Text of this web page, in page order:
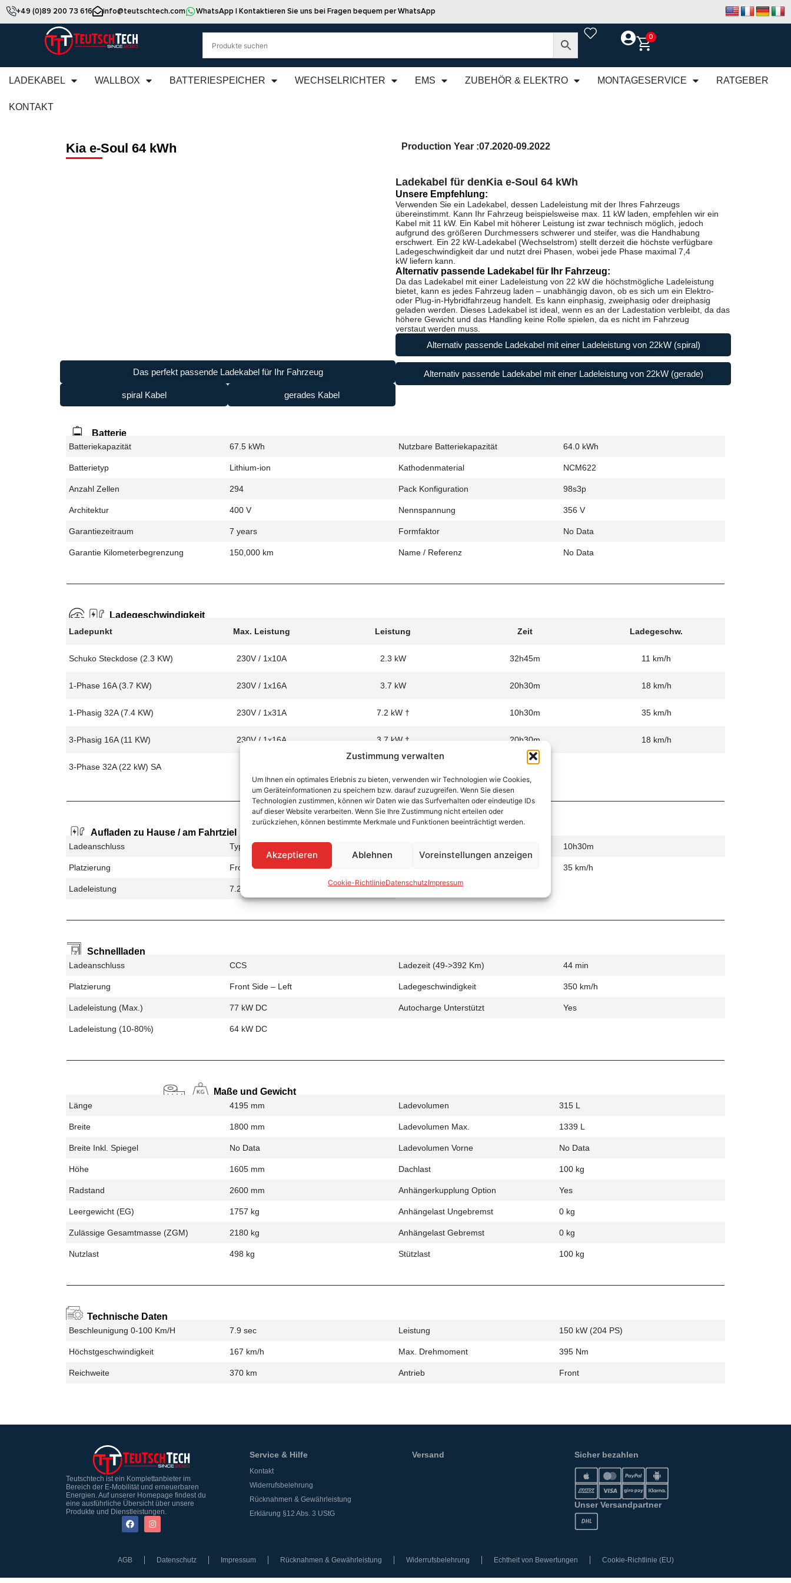
Zustimmung verwalten
Um Ihnen ein optimales Erlebnis zu bieten, verwenden wir Technologien wie Cookies,
um Geräteinformationen zu speichern bzw. darauf zuzugreifen. Wenn Sie diesen
Technologien zustimmen, können wir Daten wie das Surfverhalten oder eindeutige IDs
auf dieser Website verarbeiten. Wenn Sie Ihre Zustimmung nicht erteilen oder
zurückziehen, können bestimmte Merkmale und Funktionen beeinträchtigt werden.
Akzeptieren Ablehnen Voreinstellungen anzeigen
Cookie-RichtlinieDatenschutzImpressum
+49 (0)89 200 73 616 info@teutschtech.com WhatsApp | Kontaktieren Sie uns bei Fragen bequem per WhatsApp
0
LADEKABEL WALLBOX BATTERIESPEICHER WECHSELRICHTER EMS ZUBEHÖR & ELEKTRO MONTAGESERVICE RATGEBER
KONTAKT
Kia e-Soul 64 kWh Production Year :07.2020-09.2022
Das perfekt passende Ladekabel für Ihr Fahrzeug
spiral Kabel gerades Kabel
Ladekabel für denKia e-Soul 64 kWh
Unsere Empfehlung:
Verwenden Sie ein Ladekabel, dessen Ladeleistung mit der Ihres Fahrzeugs
übereinstimmt. Kann Ihr Fahrzeug beispielsweise max. 11 kW laden, empfehlen wir ein
Kabel mit 11 kW. Ein Kabel mit höherer Leistung ist zwar technisch möglich, jedoch
aufgrund des größeren Durchmessers schwerer und steifer, was die Handhabung
erschwert. Ein 22 kW-Ladekabel (Wechselstrom) stellt derzeit die höchste verfügbare
Ladegeschwindigkeit dar und nutzt drei Phasen, wobei jede Phase maximal 7,4
kW liefern kann.
Alternativ passende Ladekabel für Ihr Fahrzeug:
Da das Ladekabel mit einer Ladeleistung von 22 kW die höchstmögliche Ladeleistung
bietet, kann es jedes Fahrzeug laden – unabhängig davon, ob es sich um ein Elektro-
oder Plug-in-Hybridfahrzeug handelt. Es kann einphasig, zweiphasig oder dreiphasig
geladen werden. Dieses Ladekabel ist ideal, wenn es an der Ladestation verbleibt, da das
höhere Gewicht und das Handling keine Rolle spielen, da es nicht im Fahrzeug
verstaut werden muss.
Alternativ passende Ladekabel mit einer Ladeleistung von 22kW (spiral)
Alternativ passende Ladekabel mit einer Ladeleistung von 22kW (gerade)
Batterie
Batteriekapazität 67.5 kWh
Batterietyp Lithium-ion
Anzahl Zellen 294
Architektur 400 V
Garantiezeitraum 7 years
Garantie Kilometerbegrenzung 150,000 km
Nutzbare Batteriekapazität 64.0 kWh
Kathodenmaterial NCM622
Pack Konfiguration 98s3p
Nennspannung 356 V
Formfaktor No Data
Name / Referenz No Data
Ladegeschwindigkeit
Ladepunkt Max. Leistung Leistung Zeit Ladegeschw.
Schuko Steckdose (2.3 KW) 230V / 1x10A 2.3 kW 32h45m 11 km/h
1-Phase 16A (3.7 KW) 230V / 1x16A 3.7 kW 20h30m 18 km/h
1-Phasig 32A (7.4 KW) 230V / 1x31A 7.2 kW † 10h30m 35 km/h
3-Phasig 16A (11 KW) 230V / 1x16A 3.7 kW † 20h30m 18 km/h
3-Phase 32A (22 kW) SA
Aufladen zu Hause / am Fahrtziel
Ladeanschluss Type 2
Platzierung Front Side – Left
Ladeleistung 7.2 kW AC
10h30m
35 km/h
Schnellladen
Ladeanschluss CCS
Platzierung Front Side – Left
Ladeleistung (max.) 77 kW DC
Ladeleistung (10-80%) 64 kW DC
Ladezeit (49->392 Km) 44 min
Ladegeschwindigkeit 350 km/h
Autocharge Unterstützt Yes
Maße und Gewicht
Länge 4195 mm
Breite 1800 mm
Breite Inkl. Spiegel No Data
Höhe 1605 mm
Radstand 2600 mm
Leergewicht (EG) 1757 kg
Zulässige Gesamtmasse (zGM) 2180 kg
Nutzlast 498 kg
Ladevolumen 315 L
Ladevolumen Max. 1339 L
Ladevolumen Vorne No Data
Dachlast 100 kg
Anhängerkupplung Option Yes
Anhängelast Ungebremst 0 kg
Anhängelast Gebremst 0 kg
Stützlast 100 kg
Technische Daten
Beschleunigung 0-100 Km/h 7.9 sec
Höchstgeschwindigkeit 167 km/h
Reichweite 370 km
Leistung 150 kW (204 PS)
Max. Drehmoment 395 Nm
Antrieb Front
Teutschtech ist ein Komplettanbieter im
Bereich der E-Mobilität und erneuerbaren
Energien. Auf unserer Homepage findest du
eine ausführliche Übersicht über unsere
Produkte und Dienstleistungen.
Service & Hilfe
Kontakt
Widerrufsbelehrung
Rücknahmen & Gewährleistung
Erklärung §12 Abs. 3 UStG
Versand Sicher bezahlen
Unser Versandpartner
AGB Datenschutz Impressum Rücknahmen & Gewährleistung Widerrufsbelehrung Echtheit von Bewertungen Cookie-Richtlinie (EU)